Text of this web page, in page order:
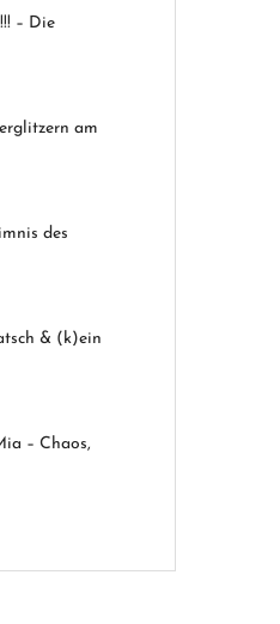
– Die
am
des
& (k)ein
– Chaos,